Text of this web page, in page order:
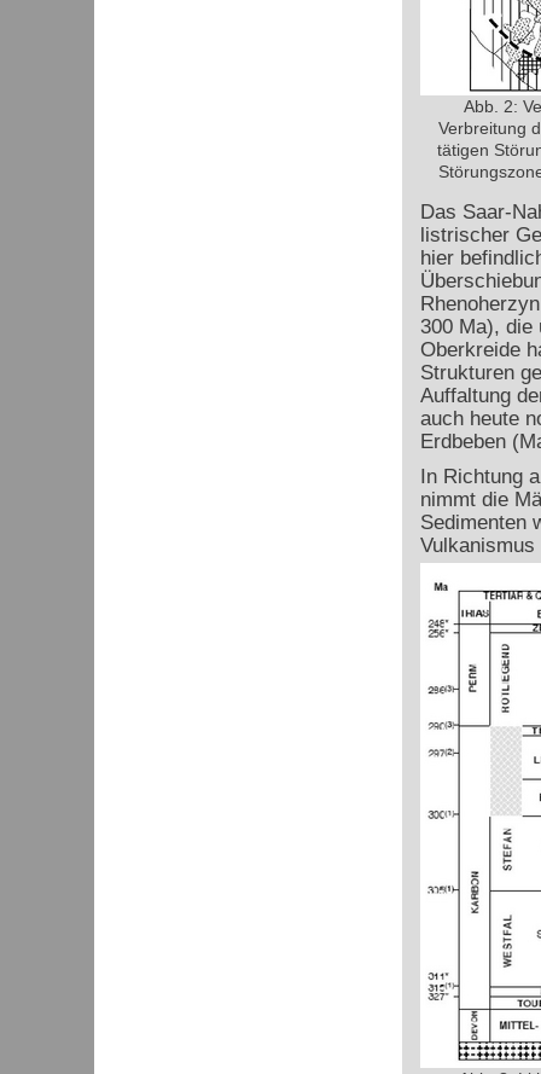
Abb. 2:
Verbreitung
tätigen
Das Saar-
listrischer
hier
300 Ma), die
Oberkreide
Strukturen
Auffaltung
auch heute
Erdbeben
In Richtung
nimmt die
Sedimenten
Vulkanismus